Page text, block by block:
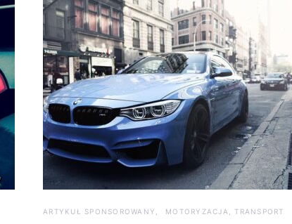
ARTYKUŁ SPONSOROWANY MOTORYZACJA, TRANSPORT